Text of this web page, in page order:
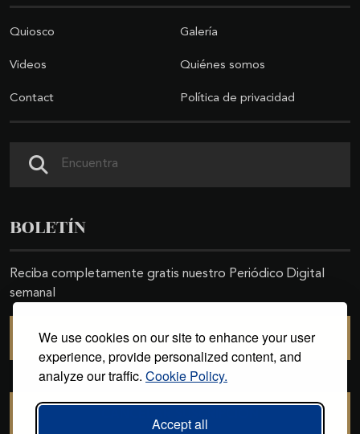
We use cookies on our site to enhance your user
experience, provide personalized content, and
analyze our traffic. Cookie Policy.
Accept all
Quiosco Galería
Videos Quiénes somos
Contact Política de privacidad
BOLETÍN
Reciba completamente gratis nuestro Periódico Digital
semanal
SUSCRIBIRSE